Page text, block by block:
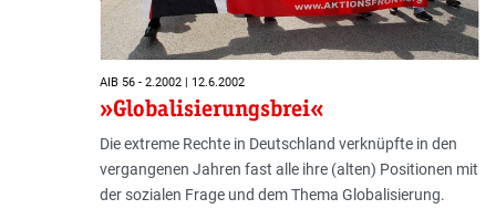
AIB 56 - 2.2002 | 12.6.2002
»Globalisierungsbrei«
Die extreme Rechte in Deutschland verknüpfte in den
vergangenen Jahren fast alle ihre (alten) Positionen mit
der sozialen Frage und dem Thema Globalisierung.